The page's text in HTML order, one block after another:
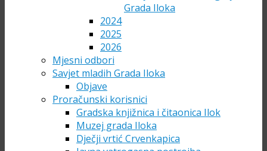
Grada Iloka
2024
2025
2026
Mjesni odbori
Savjet mladih Grada Iloka
Objave
Proračunski korisnici
Gradska knjižnica i čitaonica Ilok
Muzej grada Iloka
Dječji vrtić Crvenkapica